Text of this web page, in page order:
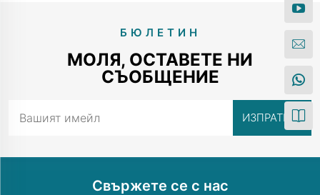
БЮЛЕТИН
МОЛЯ, ОСТАВЕТЕ НИ
СЪОБЩЕНИЕ
Свържете се с нас